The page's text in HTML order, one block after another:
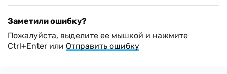
Заметили ошибку?
Пожалуйста, выделите ее мышкой и нажмите
Ctrl+Enter или Отправить ошибку